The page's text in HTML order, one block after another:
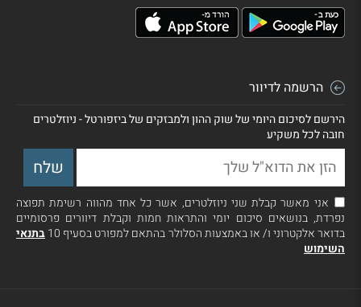
הרשמה לדיוור
הירשם לסיכום היומי של שוק ההון ולמבזקים של ביזפורטל - ניוזלטרים
חובה לכל משקיע
אני מאשר קבלת שני ניוזלטרים, אשר כל אחד מהווה רשימת תפוצה
נפרדת, בנושאים סיכום יומי והתראות חמות וקבלת דיוורים פרסומיים
בדואר אלקטרוני ו/ או באמצעות הסלולר בהתאם למפורט בסעיף 10
בתנאי
השימוש